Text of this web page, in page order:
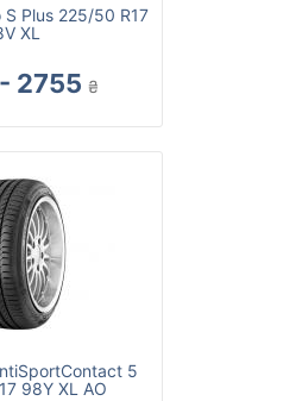
S Plus 225/50 R17
XL
2755 ₴
5
98Y XL AO